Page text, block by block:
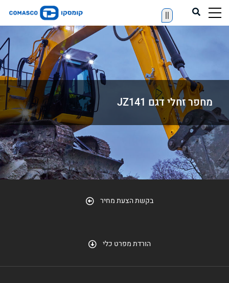
||
מחפר זחלי דגם JZ141
בקשת הצעת מחיר
הורדת מפרט כלי